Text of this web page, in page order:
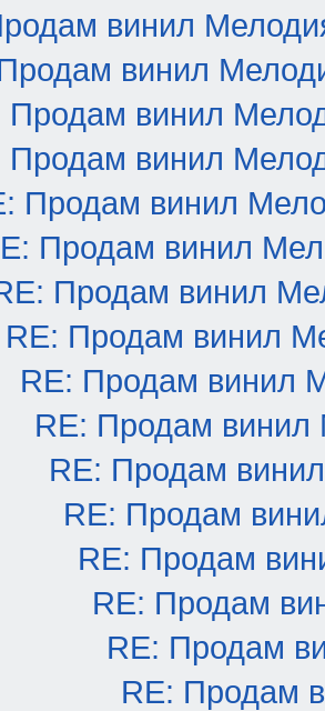
винил
винил
Продам винил
Продам винил
Продам винил
Продам винил
Продам винил
RE: Продам винил
RE: Продам винил
RE: Продам винил
RE: Продам
RE: Продам
RE: Продам
RE: Продам
RE: Продам
RE: Продам